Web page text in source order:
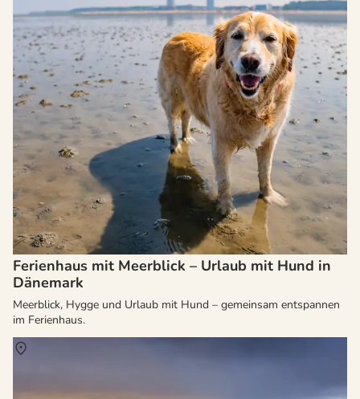
Ferienhaus mit Meerblick – Urlaub mit Hund in
Dänemark
Meerblick, Hygge und Urlaub mit Hund – gemeinsam entspannen
im Ferienhaus.